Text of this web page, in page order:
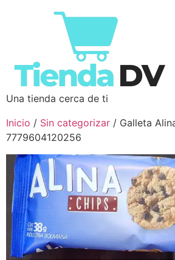
Una tienda cerca de ti
Inicio / Sin categorizar / Galleta
7779604120256